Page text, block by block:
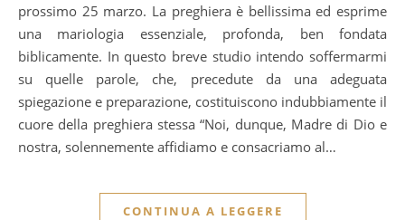
prossimo 25 marzo. La preghiera è bellissima ed esprime
una mariologia essenziale, profonda, ben fondata
biblicamente. In questo breve studio intendo soffermarmi
su quelle parole, che, precedute da una adeguata
spiegazione e preparazione, costituiscono indubbiamente il
cuore della preghiera stessa “Noi, dunque, Madre di Dio e
nostra, solennemente affidiamo e consacriamo al…
CONTINUA A LEGGERE